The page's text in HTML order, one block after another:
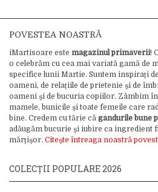
POVESTEA NOASTRĂ
iMartisoare este magazinul primăverii!
o celebrăm cu cea mai variată gamă de
specifice lunii Martie. Suntem inspirați
oameni, de relațiile de prietenie și de
oameni și de bucuria copiilor. Zâmbim
mamele, bunicile și toate femeile care
bine. Credem cu tărie că gândurile bune
adăugăm bucurie și iubire ca ingredient
mărțișor. Citește întreaga noastră
COLECȚII POPULARE 2026